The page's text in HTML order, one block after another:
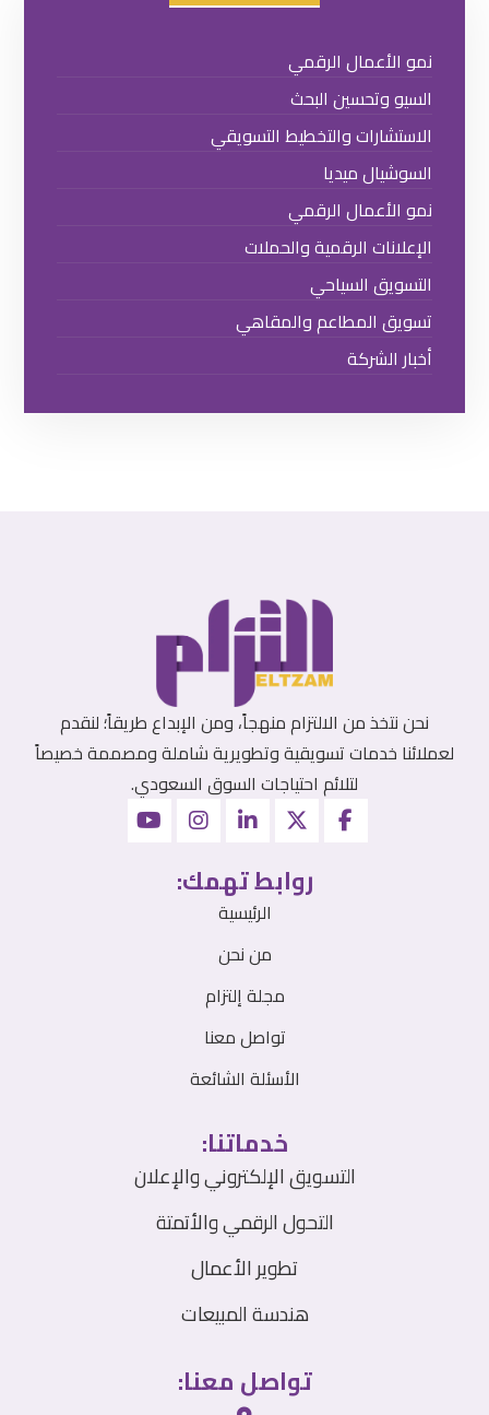
نمو الأعمال الرقمي
السيو وتحسين البحث
الاستشارات والتخطيط التسويقي
السوشيال ميديا
نمو الأعمال الرقمي
الإعلانات الرقمية والحملات
التسويق السياحي
تسويق المطاعم والمقاهي
أخبار الشركة
نحن نتخذ من الالتزام منهجاً، ومن الإبداع طريقاً؛ لنقدم
لعملائنا خدمات تسويقية وتطويرية شاملة ومصممة خصيصاً
لتلائم احتياجات السوق السعودي.
روابط تهمك:
الرئيسية
من نحن
مجلة إلتزام
تواصل معنا
الأسئلة الشائعة
خدماتنا:
التسويق الإلكتروني والإعلان
التحول الرقمي والأتمتة
تطوير الأعمال
هندسة المبيعات
تواصل معنا: